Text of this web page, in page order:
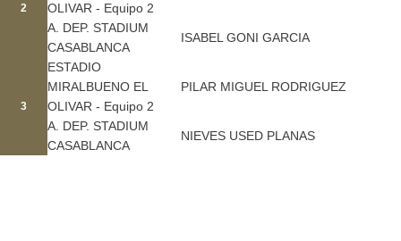
2
OLIVAR - Equipo 2
A. DEP. STADIUM
CASABLANCA
ISABEL GONI GARCIA
3
ESTADIO
MIRALBUENO EL
OLIVAR - Equipo 2
PILAR MIGUEL RODRIGUEZ
A. DEP. STADIUM
CASABLANCA
NIEVES USED PLANAS